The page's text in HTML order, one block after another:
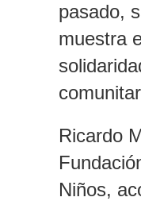
pasado,
muestra
Ricardo
Niños,